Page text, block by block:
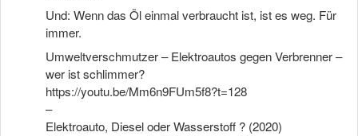
Und: Wenn das Öl einmal verbraucht ist, ist es weg. Für
immer.
Umweltverschmutzer – Elektroautos gegen Verbrenner –
wer ist schlimmer?
https://youtu.be/Mm6n9FUm5f8?t=128
–
Elektroauto, Diesel oder Wasserstoff ? (2020)